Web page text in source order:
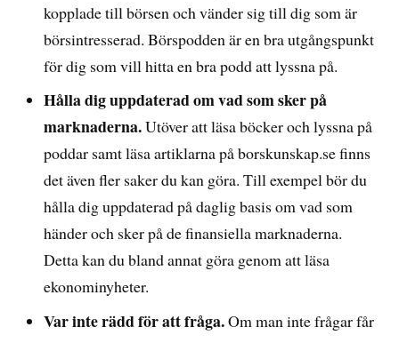
kopplade till börsen och vänder sig till dig som är
börsintresserad. Börspodden är en bra utgångspunkt
för dig som vill hitta en bra podd att lyssna på.
Hålla dig uppdaterad om vad som sker på
marknaderna.Utöver att läsa böcker och lyssna på
poddar samt läsa artiklarna på borskunskap.se finns
det även fler saker du kan göra. Till exempel bör du
hålla dig uppdaterad på daglig basis om vad som
händer och sker på de finansiella marknaderna.
Detta kan du bland annat göra genom att läsa
ekonominyheter.
Var inte rädd för att fråga.Om man inte frågar får